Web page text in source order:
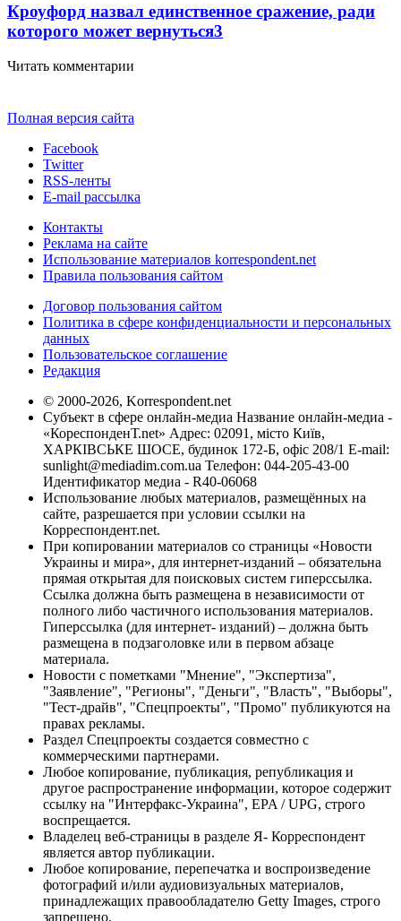
Кроуфорд назвал единственное сражение, ради
которого может вернуться3
Читать комментарии
Полная версия сайта
Facebook
Twitter
RSS-ленты
E-mail рассылка
Контакты
Реклама на сайте
Использование материалов korrespondent.net
Правила пользования сайтом
Договор пользования сайтом
Политика в сфере конфиденциальности и персональных
данных
Пользовательское соглашение
Редакция
© 2000-2026, Korrespondent.net
Субъект в сфере онлайн-медиа Название онлайн-медиа -
«КореспонденТ.net» Адрес: 02091, місто Київ,
ХАРКІВСЬКЕ ШОСЕ, будинок 172-Б, офіс 208/1 E-mail:
sunlight@mediadim.com.ua Телефон: 044-205-43-00
Идентификатор медиа - R40-06068
Использование любых материалов, размещённых на
сайте, разрешается при условии ссылки на
Корреспондент.net.
При копировании материалов со страницы «Новости
Украины и мира», для интернет-изданий – обязательна
прямая открытая для поисковых систем гиперссылка.
Ссылка должна быть размещена в независимости от
полного либо частичного использования материалов.
Гиперссылка (для интернет- изданий) – должна быть
размещена в подзаголовке или в первом абзаце
материала.
Новости с пометками "Мнение", "Экспертиза",
"Заявление", "Регионы", "Деньги", "Власть", "Выборы",
"Тест-драйв", "Спецпроекты", "Промо" публикуются на
правах рекламы.
Раздел Спецпроекты создается совместно с
коммерческими партнерами.
Любое копирование, публикация, републикация и
другое распространение информации, которое содержит
ссылку на "Интерфакс-Украина", EPA / UPG, строго
воспрещается.
Владелец веб-страницы в разделе Я- Корреспондент
является автор публикации.
Любое копирование, перепечатка и воспроизведение
фотографий и/или аудиовизуальных материалов,
принадлежащих правообладателю Getty Images, строго
запрещено.